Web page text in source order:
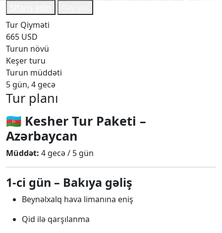
Tur Qiyməti
665 USD
Turun növü
Keşer turu
Turun müddəti
5 gün, 4 gecə
Tur planı
🇦🇿 Kesher Tur Paketi –
Azərbaycan
Müddət: 4 gecə / 5 gün
1-ci gün – Bakıya gəliş
Beynəlxalq hava limanına eniş
Qid ilə qarşılanma